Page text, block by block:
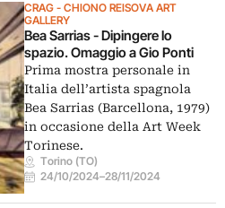
CRAG - CHIONO REISOVA ART
GALLERY
Bea Sarrias - Dipingere lo
spazio. Omaggio a Gio Ponti
Prima mostra personale in
Italia dell’artista spagnola
Bea Sarrias (Barcellona, 1979)
in occasione della Art Week
Torinese.
Torino (TO)
24/10/2024–28/11/2024